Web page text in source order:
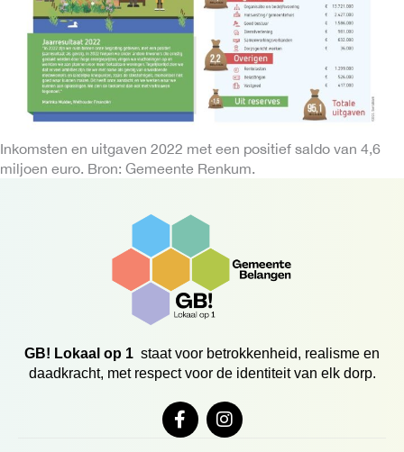
Inkomsten en uitgaven 2022 met een positief saldo van 4,6
miljoen euro. Bron: Gemeente Renkum.
GB! Lokaal op 1 staat voor betrokkenheid, realisme en
daadkracht, met respect voor de identiteit van elk dorp.
F
a
I
n